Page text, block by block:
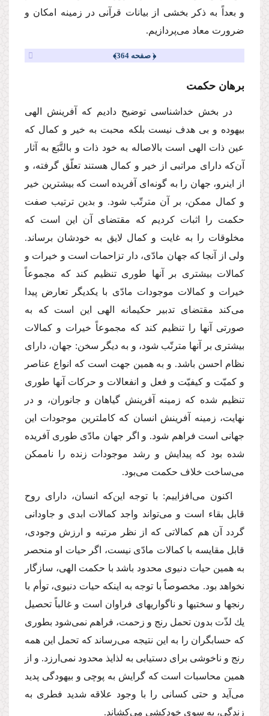
و بعداً به ذكر بخشى از بیانات قرآنى در زمینه امكان و
ضرورت معاد مى‌پردازیم.
﴿ صفحه 364﴾
برهان حكمت
در بخش خداشناسى توضیح دادیم كه آفرینش الهى
بیهوده و بى هدف نیست بلكه محبت به خیر و كمال كه
عین ذات الهى است بالاصاله به خود ذات و بالتَّبَع به آثار
آن‌كه داراى مراتبى از خیر و كمال هستند تعلّق گرفته، و
از اینرو، جهان را به گونه‌اى آفریده است كه بیشترین خیر
و كمال ممكن، بر آن مترتّب شود. و بدین ترتیب صفت
حكمت را اثبات كردیم كه مقتضاى آن این است كه
مخلوقات را به غایت و كمال لایق به خودشان برساند.
ولى از آنجا كه جهان مادّى، دار تزاحمات است و خیرات و
كمالات بیشترى بر آنها طورى تنظیم كند كه مجموعاً
خیرات و كمالات موجودات مادّى با یكدیگر تعارض پیدا
مى‌كند مقتضاى تدبیر حكیمانه الهى این است كه به
صورتى آنها را تنظیم كند كه مجموعاً خیرات و كمالات
بیشترى بر آنها مترتّب شود، و به دیگر سخن: جهان، داراى
نظام احسن باشد. و به همین جهت است كه انواع عناصر
و كمیّت و كیفیّت و فعل و انفعالات و حركات آنها طورى
تنظیم شده كه زمینه آفرینش گیاهان و جانوران، و در
نهایت، زمینه آفرینش انسان كه كاملترین موجودات این
جهانى است فراهم شود. و اگر جهان مادّى طورى آفریده
شده بود كه پیدایش و رشد موجودات زنده را ناممكن
مى‌ساخت خلاف حكمت مى‌بود.
اكنون مى‌افزاییم: با توجه این‌كه انسان، داراى روح
قابل بقاء است و مى‌تواند واجد كمالات ابدى و جاودانى
گردد آن هم كمالاتى كه از نظر مرتبه و ارزش وجودى،
قابل مقایسه با كمالات مادّى نیست، اگر حیات او منحصر
به همین حیات دنیوى محدود باشد با حكمت الهى، سازگار
نخواهد بود. مخصوصاً با توجه به اینكه حیات دنیوى، توأم با
رنجها و سختیها و ناگواریهاى فراوان است و غالباً تحصیل
یك لذّت بدون تحمل رنج و زحمت، فراهم نمى‌شود بطورى
كه حسابگران را به این نتیجه مى‌رساند كه تحمل این همه
رنج و ناخوشى براى دستیابى به لذایذ محدود نمى‌ارزد. و از
همین محاسبات است كه گرایش به پوچى و بیهودگى پدید
مى‌آید و حتى كسانى را با وجود علاقه شدید فطرى به
زندگى، به سوى خودكشى مى‌كشاند.